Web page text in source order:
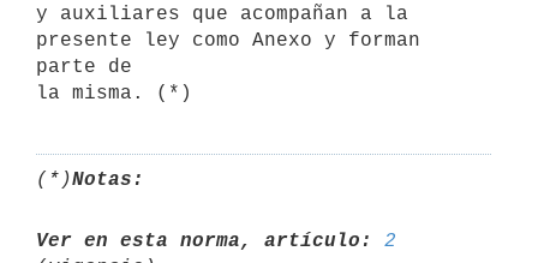
y auxiliares que acompañan a la
presente ley como Anexo y forman
parte de
(*)Notas:
Ver en esta norma, artículo:
2